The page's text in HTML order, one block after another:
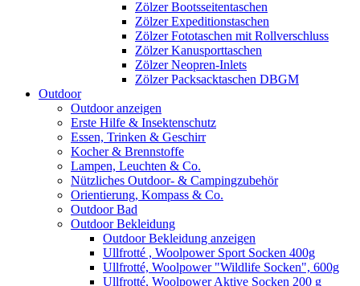
Zölzer Bootsseitentaschen
Zölzer Expeditionstaschen
Zölzer Fototaschen mit Rollverschluss
Zölzer Kanusporttaschen
Zölzer Neopren-Inlets
Zölzer Packsacktaschen DBGM
Outdoor
Outdoor anzeigen
Erste Hilfe & Insektenschutz
Essen, Trinken & Geschirr
Kocher & Brennstoffe
Lampen, Leuchten & Co.
Nützliches Outdoor- & Campingzubehör
Orientierung, Kompass & Co.
Outdoor Bad
Outdoor Bekleidung
Outdoor Bekleidung anzeigen
Ullfrotté , Woolpower Sport Socken 400g
Ullfrotté, Woolpower "Wildlife Socken", 600g
Ullfrotté, Woolpower Aktive Socken 200 g